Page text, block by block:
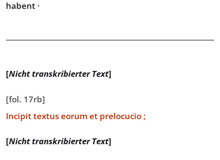
habent ·
[Nicht transkribierter Text]
[fol. 17rb]
Incipit textus eorum et prelocucio ;
[Nicht transkribierter Text]